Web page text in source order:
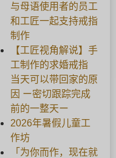
与母语使用者的员工
和工匠一起支持戒指
制作
【工匠视角解说】手
工制作的求婚戒指
当天可以带回家的原
因 ー密切跟踪完成
前的一整天ー
2026年暑假儿童工
作坊
「为你而作，现在就